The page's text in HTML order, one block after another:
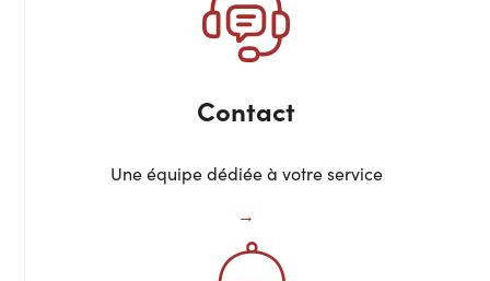
Contact
Une équipe dédiée à votre service